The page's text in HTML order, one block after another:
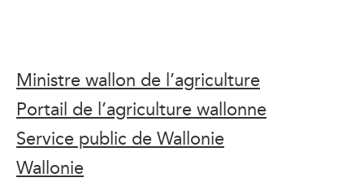
Ministre wallon de l’agriculture
Portail de l’agriculture wallonne
Service public de Wallonie
Wallonie